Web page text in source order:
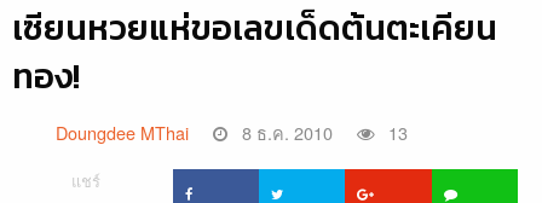
เซียนหวยแห่ขอเลขเด็ดต้นตะเคียน
ทอง!
Doungdee MThai 8 ธ.ค. 2010 13
แชร์